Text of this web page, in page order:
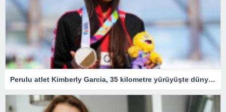
Perulu atlet Kimberly Garcia, 35 kilometre yürüyüşte dünya rekoru kırdı – Son Dakika Spor Haberleri